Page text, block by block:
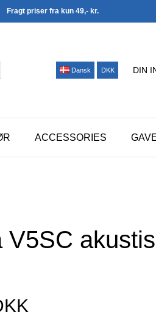
Fragt priser fra kun 49,- kr.
Dansk DKK DIN
ACCESSORIES
V5SC